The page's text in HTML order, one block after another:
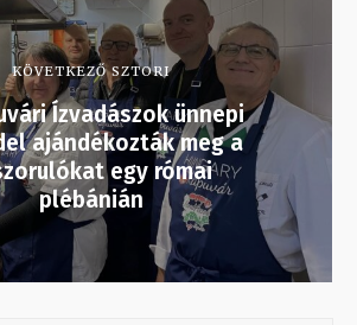
KÖVETKEZŐ SZTORI
Ízvadászok ünnepi
ajándékozták meg a
egy római
plébánián